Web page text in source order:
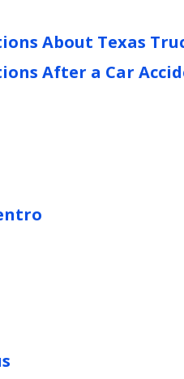
About Texas
After a Car